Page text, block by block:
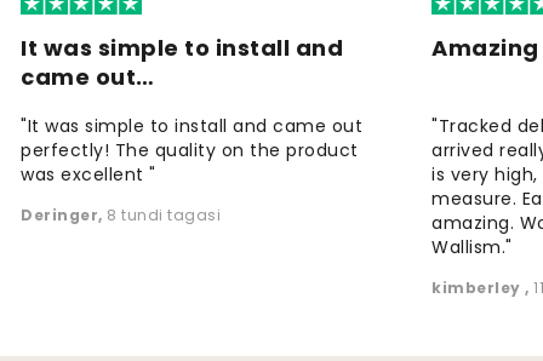
It was simple to install and
came out…
"It was simple to install and came out
perfectly! The quality on the product
was excellent "
Deringer, 8 tundi tagasi
"Tracked
arrived
is very
measure.
amazing.
Wallism."
kimberley,